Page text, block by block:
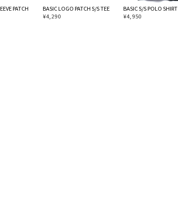
PATCH
BASIC LOGO PATCH S/S TEE
¥4,290
BASIC S/S POLO SHIRT
¥4,950